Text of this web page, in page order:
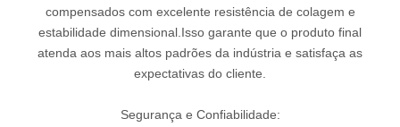
compensados ​​com excelente resistência de colagem e
estabilidade dimensional.Isso garante que o produto final
atenda aos mais altos padrões da indústria e satisfaça as
expectativas do cliente.
Segurança e Confiabilidade: